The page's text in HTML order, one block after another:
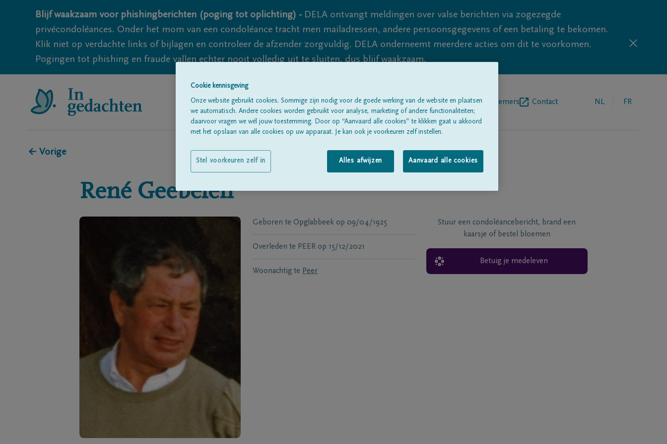
Blijf waakzaam voor phishingberichten (poging tot oplichting) - DELA ontvangt meldingen over valse berichten via zogezegde
privécondoléances. Onder het mom van een condoléance tracht men mailadressen, andere persoonsgegevens of een betaling te bekomen.
Klik niet op verdachte links of bijlagen en controleer de afzender zorgvuldig. DELA onderneemt meerdere acties om dit te voorkomen.
Pogingen tot phishing en fraude vallen echter nooit volledig uit te sluiten, dus blijf waakzaam.
Alle rouwberichtenOver onsBegrafenisondernemers Contact NL FR
← Vorige
René Geebelen
Geboren te Opglabbeek op 09/04/1925
Overleden te PEER op 15/12/2021
Woonachtig te Peer
Stuur een condoléancebericht, brand een
kaarsje of bestel bloemen
Betuig je medeleven
Cookie kennisgeving
Onze website gebruikt cookies. Sommige zijn nodig voor de goede werking van de website en plaatsen
we automatisch. Andere cookies worden gebruikt voor analyse, marketing of andere functionaliteiten;
daarvoor vragen we wél jouw toestemming. Door op “Aanvaard alle cookies” te klikken gaat u akkoord
met het opslaan van alle cookies op uw apparaat. Je kan ook je voorkeuren zelf instellen.
Alles afwijzen Aanvaard alle cookies
Stel voorkeuren zelf in